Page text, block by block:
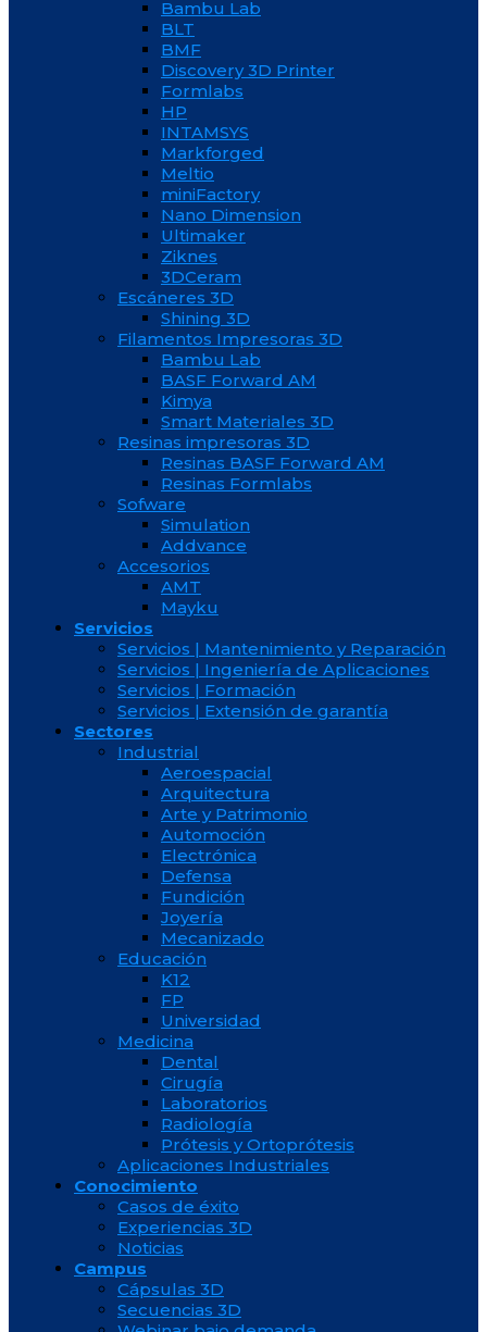
Bambu Lab
BLT
BMF
Discovery 3D Printer
Formlabs
HP
INTAMSYS
Markforged
Meltio
miniFactory
Nano Dimension
Ultimaker
Ziknes
3DCeram
Escáneres 3D
Shining 3D
Filamentos Impresoras 3D
Bambu Lab
BASF Forward AM
Kimya
Smart Materiales 3D
Resinas impresoras 3D
Resinas BASF Forward AM
Resinas Formlabs
Sofware
Simulation
Addvance
Accesorios
AMT
Mayku
Servicios
Servicios | Mantenimiento y Reparación
Servicios | Ingeniería de Aplicaciones
Servicios | Formación
Servicios | Extensión de garantía
Sectores
Industrial
Aeroespacial
Arquitectura
Arte y Patrimonio
Automoción
Electrónica
Defensa
Fundición
Joyería
Mecanizado
Educación
K12
FP
Universidad
Medicina
Dental
Cirugía
Laboratorios
Radiología
Prótesis y Ortoprótesis
Aplicaciones Industriales
Conocimiento
Casos de éxito
Experiencias 3D
Noticias
Campus
Cápsulas 3D
Secuencias 3D